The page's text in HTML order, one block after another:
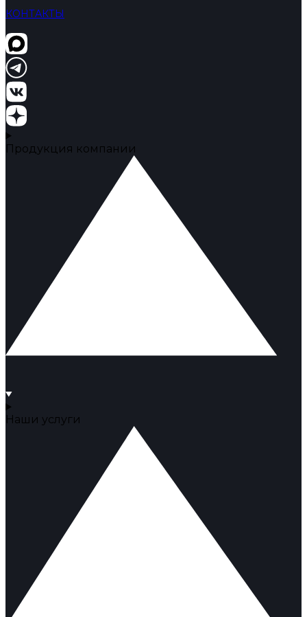
КОНТАКТЫ
Продукция компании
Наши услуги